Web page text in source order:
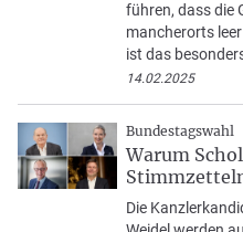
führen, dass die
mancherorts
ist das
14.02.2025
Bundestagswahl
Warum
Die